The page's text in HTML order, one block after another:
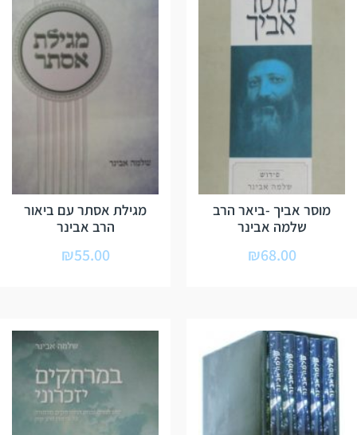
מוסר אביך -ביאר הרב
שלמה אבינר
₪68.00
מגילת אסתר עם ביאור
הרב אבינר
₪55.00